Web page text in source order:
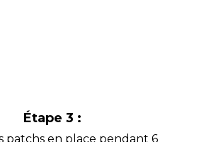
Étape 3 :
patchs en place pendant 6